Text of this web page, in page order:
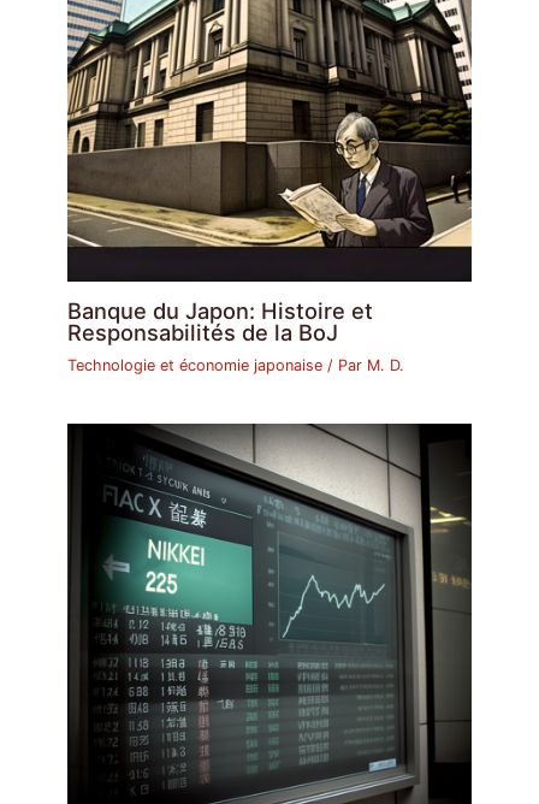
Banque du Japon: Histoire et
Responsabilités de la BoJ
Technologie et économie japonaise / Par M. D.